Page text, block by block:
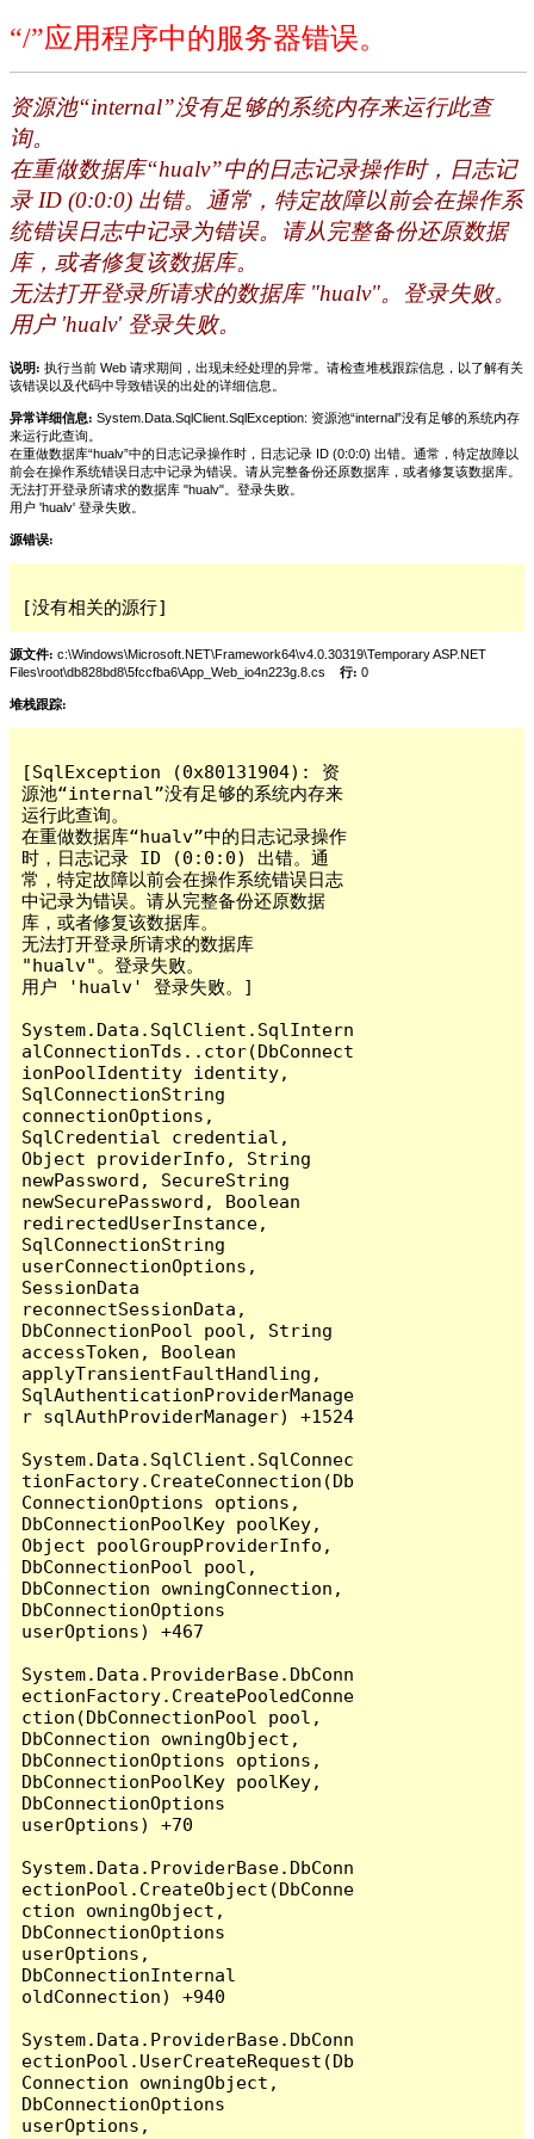
“/”应用程序中的服务器错误。
资源池“internal”没有足够的系统内存来运行此查
询。
在重做数据库“hualv”中的日志记录操作时，日志记
录 ID (0:0:0) 出错。通常，特定故障以前会在操作系
统错误日志中记录为错误。请从完整备份还原数据
库，或者修复该数据库。
无法打开登录所请求的数据库 "hualv"。登录失败。
用户 'hualv' 登录失败。
说明: 执行当前 Web 请求期间，出现未经处理的异常。请检查堆栈跟踪信息，以了解有关
该错误以及代码中导致错误的出处的详细信息。
异常详细信息: System.Data.SqlClient.SqlException: 资源池“internal”没有足够的系统内存
来运行此查询。
在重做数据库“hualv”中的日志记录操作时，日志记录 ID (0:0:0) 出错。通常，特定故障以
前会在操作系统错误日志中记录为错误。请从完整备份还原数据库，或者修复该数据库。
无法打开登录所请求的数据库 "hualv"。登录失败。
用户 'hualv' 登录失败。
源错误:
[没有相关的源行]
源文件: c:\Windows\Microsoft.NET\Framework64\v4.0.30319\Temporary ASP.NET
Files\root\db828bd8\5fccfba6\App_Web_io4n223g.8.cs 行: 0
堆栈跟踪:
[SqlException (0x80131904): 资
源池“internal”没有足够的系统内存来
运行此查询。
在重做数据库“hualv”中的日志记录操作
时，日志记录 ID (0:0:0) 出错。通
常，特定故障以前会在操作系统错误日志
中记录为错误。请从完整备份还原数据
库，或者修复该数据库。
无法打开登录所请求的数据库
"hualv"。登录失败。
用户 'hualv' 登录失败。]
System.Data.SqlClient.SqlIntern
alConnectionTds..ctor(DbConnect
ionPoolIdentity identity,
SqlConnectionString
connectionOptions,
SqlCredential credential,
Object providerInfo, String
newPassword, SecureString
newSecurePassword, Boolean
redirectedUserInstance,
SqlConnectionString
userConnectionOptions,
SessionData
reconnectSessionData,
DbConnectionPool pool, String
accessToken, Boolean
applyTransientFaultHandling,
SqlAuthenticationProviderManage
r sqlAuthProviderManager) +1524
System.Data.SqlClient.SqlConnec
tionFactory.CreateConnection(Db
ConnectionOptions options,
DbConnectionPoolKey poolKey,
Object poolGroupProviderInfo,
DbConnectionPool pool,
DbConnection owningConnection,
DbConnectionOptions
userOptions) +467
System.Data.ProviderBase.DbConn
ectionFactory.CreatePooledConne
ction(DbConnectionPool pool,
DbConnection owningObject,
DbConnectionOptions options,
DbConnectionPoolKey poolKey,
DbConnectionOptions
userOptions) +70
System.Data.ProviderBase.DbConn
ectionPool.CreateObject(DbConne
ction owningObject,
DbConnectionOptions
userOptions,
DbConnectionInternal
oldConnection) +940
System.Data.ProviderBase.DbConn
ectionPool.UserCreateRequest(Db
Connection owningObject,
DbConnectionOptions
userOptions,